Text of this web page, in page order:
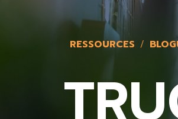
RESSOURCES